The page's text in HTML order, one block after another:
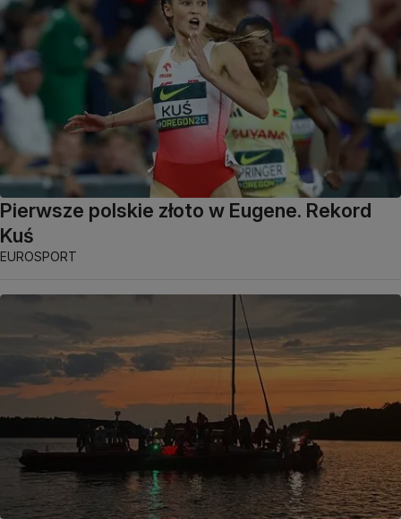
Pierwsze polskie złoto w Eugene. Rekord
Kuś
EUROSPORT